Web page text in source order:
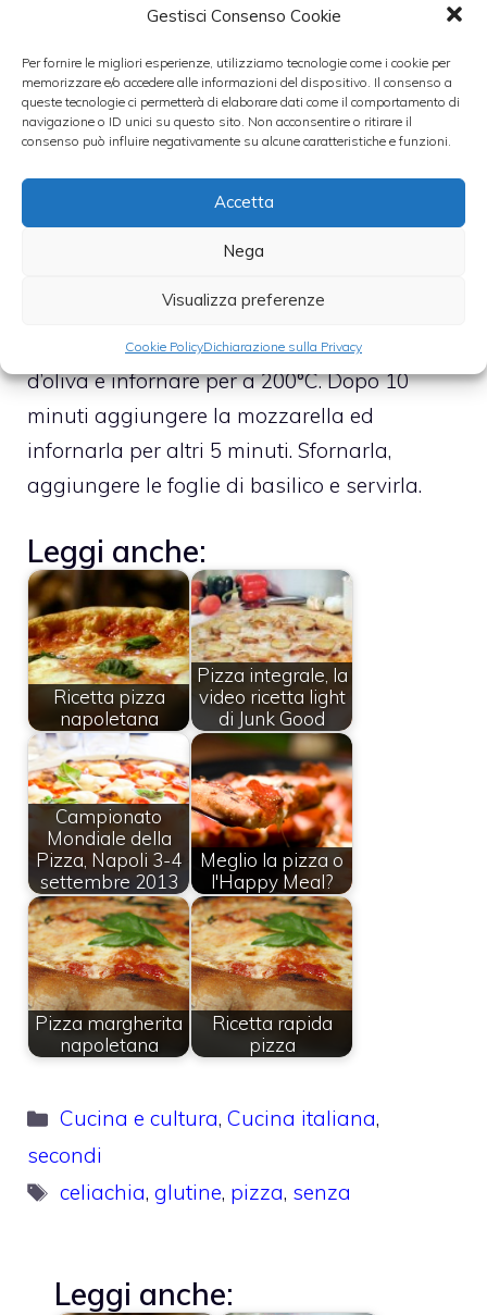
Gestisci Consenso Cookie
Per fornire le migliori esperienze, utilizziamo tecnologie come i cookie per
memorizzare e/o accedere alle informazioni del dispositivo. Il consenso a
queste tecnologie ci permetterà di elaborare dati come il comportamento di
navigazione o ID unici su questo sito. Non acconsentire o ritirare il
consenso può influire negativamente su alcune caratteristiche e funzioni.
Accetta
Nega
Visualizza preferenze
Cookie PolicyDichiarazione sulla Privacy
Formare una palla, metterla in una ciotola
capiente, coprirla e metterla per circa due ore
in un luogo tiepido per farla lievitare.
dell’olio, spennellare altro olio la superficie
della pizza e lasciarla lievitare per un’altra
pomodori condita precedentemente con olio,
sale ed origano, aggiungere un filo d’olio
d’oliva e infornare per a 200°C. Dopo 10
minuti aggiungere la mozzarella ed
infornarla per altri 5 minuti. Sfornarla,
aggiungere le foglie di basilico e servirla.
Leggi anche:
Ricetta pizza
napoletana
Pizza integrale, la
video ricetta light
di Junk Good
Campionato
Mondiale della
Pizza, Napoli 3-4
settembre 2013
Meglio la pizza o
l'Happy Meal?
Pizza margherita
napoletana
Ricetta rapida
pizza
Categorie
Cucina e cultura,Cucina italiana,
secondi
Tag
celiachia,glutine, pizza, senza
Leggi anche: